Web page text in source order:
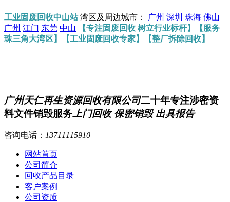
工业固废回收中山站湾区及周边城市： 广州 深圳 珠海 佛山
广州 江门 东莞 中山
【专注固废回收 树立行业标杆】【服务
珠三角大湾区】【工业固废回收专家】【整厂拆除回收】
广州天仁再生资源回收有限公司二十年专注涉密资
料文件销毁服务 上门回收 保密销毁 出具报告
咨询电话： 13711115910
网站首页
公司简介
回收产品目录
客户案例
公司资质